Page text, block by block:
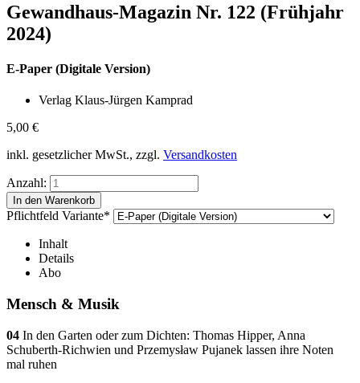
Gewandhaus-Magazin Nr. 122 (Frühjahr
2024)
E-Paper (Digitale Version)
Verlag Klaus-Jürgen Kamprad
5,00 €
inkl. gesetzlicher MwSt., zzgl. Versandkosten
Anzahl:
Pflichtfeld Variante*
Inhalt
Details
Abo
Mensch & Musik
04 In den Garten oder zum Dichten: Thomas Hipper, Anna
Schuberth-Richwien und Przemysław Pujanek lassen ihre Noten
mal ruhen